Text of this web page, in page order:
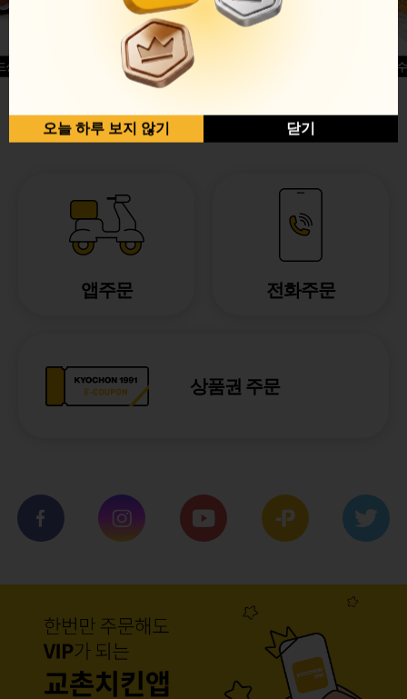
글윙
반반순살[레드+허니]
허니옥
앱주문 전화주문
상품권 주문
오늘 하루 보지 않기 닫기